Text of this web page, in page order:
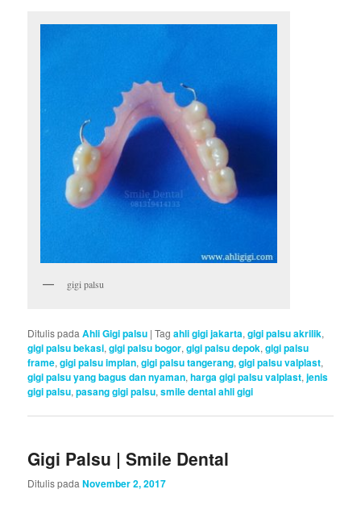
gigi palsu
Ditulis pada Ahli Gigi palsu |Tag ahli gigi jakarta,gigi palsu akrilik,
gigi palsu bekasi,gigi palsu bogor,gigi palsu depok,gigi palsu
frame,gigi palsu implan,gigi palsu tangerang,gigi palsu valplast,
gigi palsu yang bagus dan nyaman,harga gigi palsu valplast,jenis
gigi palsu,pasang gigi palsu,smile dental ahli gigi
Gigi Palsu | Smile Dental
Ditulis padaNovember 2, 2017